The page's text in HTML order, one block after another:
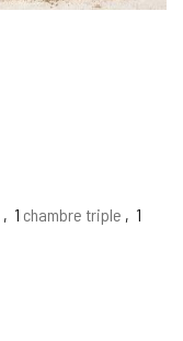
1 chambre triple
1